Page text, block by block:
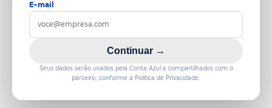
E-mail
Continuar →
Seus dados serão usados pela Conta Azul e compartilhados com o
parceiro, conforme a Política de Privacidade.